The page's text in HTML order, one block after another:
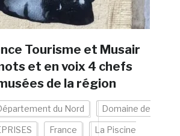
Tourisme et Musair
et en voix 4 chefs
de la région
du Nord Domaine de
France La Piscine